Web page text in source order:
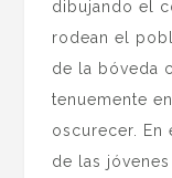
dibujando el
rodean el
de la bóveda
tenuemente
oscurecer. En
de las